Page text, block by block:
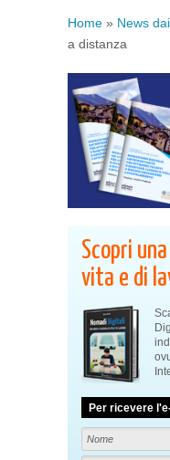
Home » News
a distanza
Scopri
vita e di
Per ricevere